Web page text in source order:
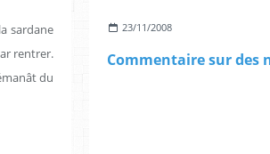
sardane
rentrer.
du
23/11/2008